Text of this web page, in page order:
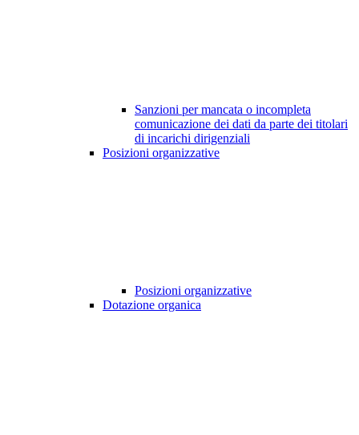
Sanzioni per mancata o incompleta
comunicazione dei dati da parte dei titolari
di incarichi dirigenziali
Posizioni organizzative
Posizioni organizzative
Dotazione organica